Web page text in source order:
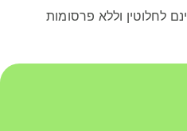
לחלוטין וללא פרסומות